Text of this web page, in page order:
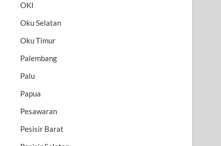
OKI
Oku Selatan
Oku Timur
Palembang
Palu
Papua
Pesawaran
Pesisir Barat